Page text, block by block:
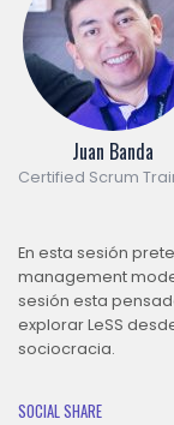
Juan Banda
Certified Scrum
En esta sesión
management
sesión esta
explorar LeSS
sociocracia.
SOCIAL SHARE